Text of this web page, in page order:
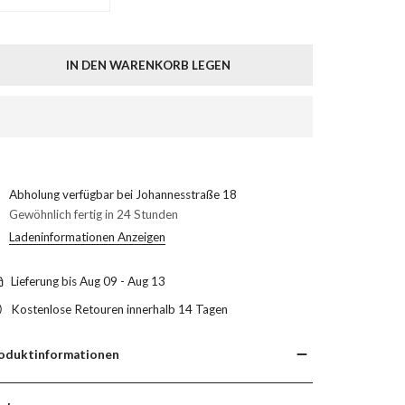
IN DEN WARENKORB LEGEN
Abholung verfügbar bei Johannesstraße 18
Gewöhnlich fertig in 24 Stunden
Ladeninformationen Anzeigen
Lieferung bisAug 09 - Aug 13
Kostenlose Retouren innerhalb 14 Tagen